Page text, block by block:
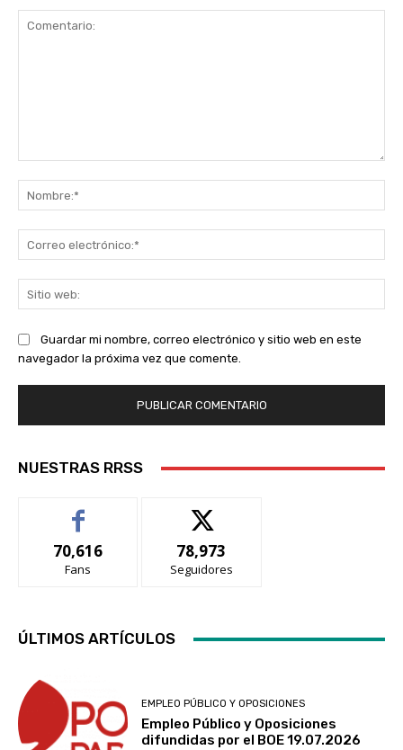
Guardar mi nombre, correo electrónico y sitio web en este
navegador la próxima vez que comente.
NUESTRAS RRSS
70,616
Fans
78,973
Seguidores
ÚLTIMOS ARTÍCULOS
EMPLEO PÚBLICO Y OPOSICIONES
Empleo Público y Oposiciones
difundidas por el BOE 19.07.2026